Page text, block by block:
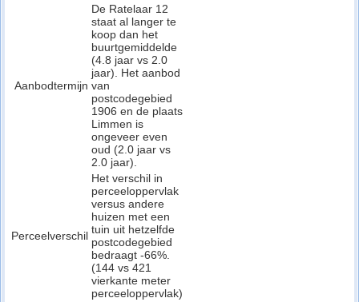
Aanbodtermijn
De Ratelaar 12
staat al langer te
koop dan het
buurtgemiddelde
(4.8 jaar vs 2.0
jaar). Het aanbod
van
postcodegebied
1906 en de plaats
Limmen is
ongeveer even
oud (2.0 jaar vs
2.0 jaar).
Perceelverschil
Het verschil in
perceeloppervlak
versus andere
huizen met een
tuin uit hetzelfde
postcodegebied
bedraagt -66%.
(144 vs 421
vierkante meter
perceeloppervlak)